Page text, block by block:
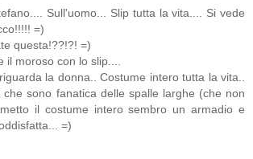
Sull'uomo... Slip tutta la vita.... Si vede
=)
questa!??!?! =)
il moroso con lo slip....
la donna.. Costume intero tutta la vita..
che sono fanatica delle spalle larghe (che non
il costume intero sembro un armadio e
=)